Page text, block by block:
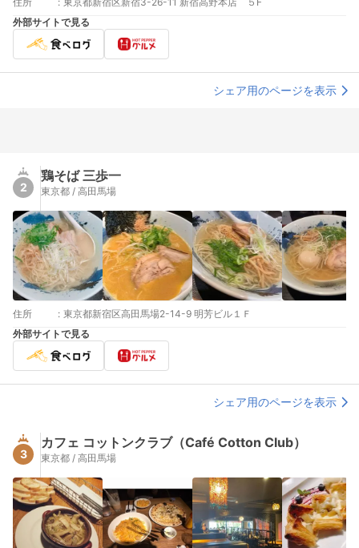
外部サイトで見る
シェア用のページを表示
2
鶏そば 三歩一
東京都 / 高田馬場
住所 : 東京都新宿区高田馬場2-14-9 明芳ビル１Ｆ
外部サイトで見る
シェア用のページを表示
3
カフェ コットンクラブ（Café Cotton Club）
東京都 / 高田馬場